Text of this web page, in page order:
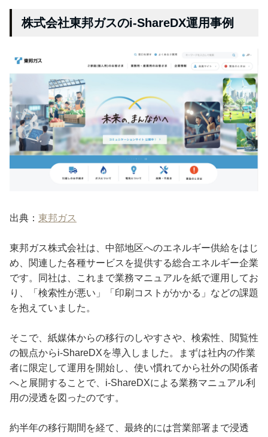
株式会社東邦ガスのi-ShareDX運用事例
出典： 東邦ガス
東邦ガス株式会社は、中部地区へのエネルギー供給をはじ
め、関連した各種サービスを提供する総合エネルギー企業
です。同社は、これまで業務マニュアルを紙で運用してお
り、「検索性が悪い」「印刷コストがかかる」などの課題
を抱えていました。
そこで、紙媒体からの移行のしやすさや、検索性、閲覧性
の観点からi-ShareDXを導入しました。まずは社内の作業
者に限定して運用を開始し、使い慣れてから社外の関係者
へと展開することで、i-ShareDXによる業務マニュアル利
用の浸透を図ったのです。
約半年の移行期間を経て、最終的には営業部署まで浸透